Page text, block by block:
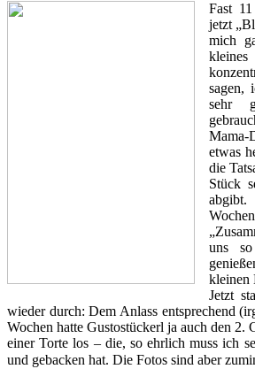
Fast
jetzt
mich
sagen,
sehr
etwas
die
Stück
uns
kleinen
Jetzt
wieder durch: Dem Anlass entsprechend
Wochen hatte Gustostückerl ja auch den 2.
einer Torte los – die, so ehrlich muss ich
und gebacken hat. Die Fotos sind aber